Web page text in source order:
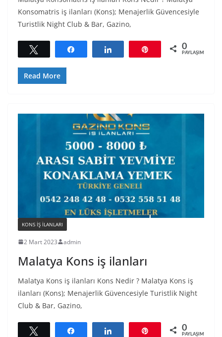
Konsomatris iş ilanları (Kons); Menajerlik Güvencesiyle
Turistlik Night Club & Bar, Gazino,
Tweetle 0
PAYLAŞIMLAR
Read More
KONS IŞ ILANLARI
2 Mart 2023 admin
Malatya Kons iş ilanları
Malatya Kons iş ilanları Kons Nedir ? Malatya Kons iş
ilanları (Kons); Menajerlik Güvencesiyle Turistlik Night
Club & Bar, Gazino,
Tweetle 0
PAYLAŞIMLAR